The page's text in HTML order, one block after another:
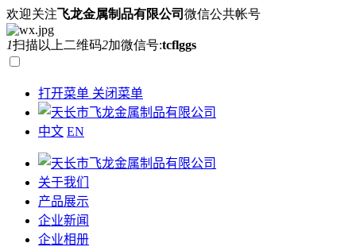
欢迎关注飞龙金属制品有限公司 微信公共帐号
1扫描以上二维码2加微信号:tcflggs
打开菜单 关闭菜单
中文 EN
关于我们
产品展示
企业新闻
企业相册